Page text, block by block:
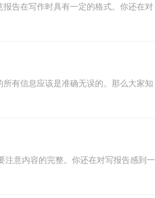
告在写作时具有一定的格式。你还在对
有信息应该是准确无误的。那么大家知
注意内容的完整。你还在对写报告感到一